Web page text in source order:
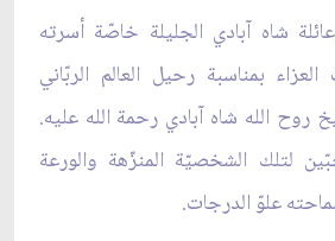
شاه آبادي الجليلة خاصّة أسرته
بمناسبة رحيل العالم الربّاني
روح الله شاه آبادي رحمة الله عليه.
لتلك الشخصيّة المنزّهة والورعة
علوّ الدرجات.